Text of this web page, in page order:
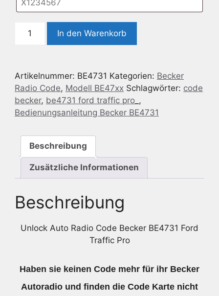
Code
Becker
BE4731
Ford
Traffic
Menge
In den Warenkorb
Artikelnummer: BE4731 Kategorien: Becker
Radio Code, Modell BE47xx Schlagwörter: code
becker, be4731 ford traffic pro_ ,
Bedienungsanleitung Becker BE4731
Beschreibung
Zusätzliche Informationen
Beschreibung
Unlock Auto Radio Code Becker BE4731 Ford
Traffic Pro
Haben sie keinen Code mehr für ihr Becker
Autoradio und finden die Code Karte nicht